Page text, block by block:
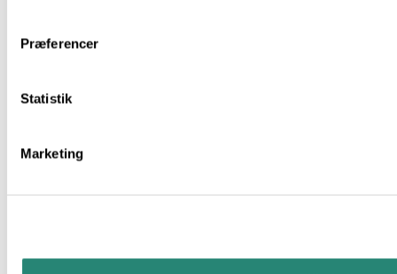
Præferencer
Statistik
Marketing